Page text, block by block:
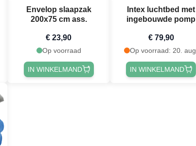
Envelop slaapzak
200x75 cm ass.
€ 23,90
Op voorraad
IN WINKELMAND
Intex luchtbed met
ingebouwde pomp
€ 79,90
Op voorraad: 20. aug.
IN WINKELMAND